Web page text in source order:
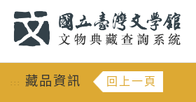
::: 藏品資訊 回上一頁